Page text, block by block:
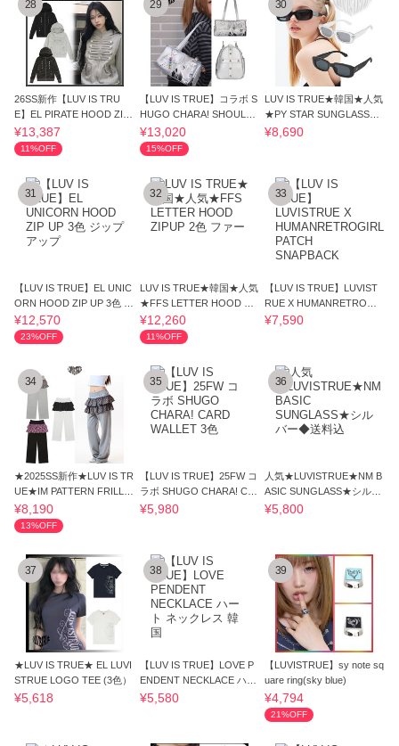
28
26SS新作【LUV IS TRU
E】EL PIRATE HOOD ZIP
UP★3色◆送料込
¥13,387
11%OFF
29
【LUV IS TRUE】コラボ S
HUGO CHARA! SHOULDE
R BAG(SILVER)
¥13,020
15%OFF
30
LUV IS TRUE★韓国★人気
★PY STAR SUNGLASSES
サングラス 2色
¥8,690
31
【LUV IS TRUE】EL UNIC
ORN HOOD ZIP UP 3色 ジ
ップアップ
¥12,570
23%OFF
32
LUV IS TRUE★韓国★人気
★FFS LETTER HOOD ZIP
UP 2色 ファー
¥12,260
11%OFF
33
【LUV IS TRUE】LUVIST
RUE X HUMANRETROGI
RL PATCH SNAPBACK
¥7,590
34
★2025SS新作★LUV IS TR
UE★IM PATTERN FRILL P
ANTS
¥8,190
13%OFF
35
【LUV IS TRUE】25FW コ
ラボ SHUGO CHARA! CA
RD WALLET 3色
¥5,980
36
人気★LUVISTRUE★NM B
ASIC SUNGLASS★シルバ
ー◆送料込
¥5,800
37
★LUV IS TRUE★ EL LUVI
STRUE LOGO TEE (3色）
¥5,618
38
【LUV IS TRUE】LOVE P
ENDENT NECKLACE ハー
ト ネックレス 韓国
¥5,580
39
【LUVISTRUE】sy note sq
uare ring(sky blue)
¥4,794
21%OFF